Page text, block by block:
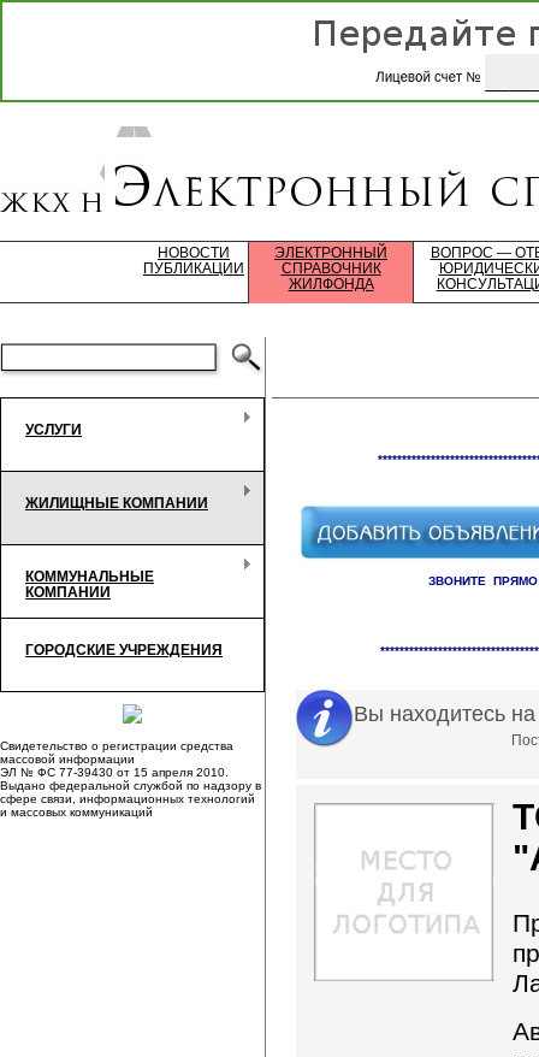
НОВОСТИ
ПУБЛИКАЦИИ
ЭЛЕКТРОННЫЙ
СПРАВОЧНИК
ЖИЛФОНДА
ВОПРОС —
УСЛУГИ
ЖИЛИЩНЫЕ КОМПАНИИ
КОММУНАЛЬНЫЕ
КОМПАНИИ
ГОРОДСКИЕ УЧРЕЖДЕНИЯ
Свидетельство о регистрации средства
массовой информации
ЭЛ № ФС 77-39430 от 15 апреля 2010.
Выдано федеральной службой по надзору в
сфере связи, информационных технологий
и массовых коммуникаций
ЗВОНИТЕ
Справочник
Вы находитесь